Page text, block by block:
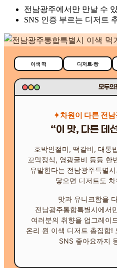
전남광주에서만 만날 수
SNS 인증 부르는 디저트
전남광주통합특별시 이색
이색 떡 디저트·빵
모두의
차원이 다른 전
“이 맛, 다른 데
호박인절미, 떡갈비, 대통
꼬막정식, 영광굴비 등등 한
유발한다는 전남광주특별
닿으면 디저트도
맛과 유니크함을
전남광주통합특별시에서
여러분의 취향을 업그레이
온리 원 이색 디저트 총집합!
SNS 좋아요까지